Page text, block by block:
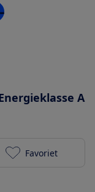
A
Samsung
Favoriet